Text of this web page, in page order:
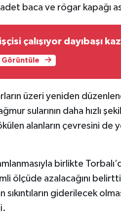
baca ve rögar kapağı
çalışıyor dayıbaşı
Görüntüle
üzeri yeniden
sularının daha hızlı
alanların çevresini de
birlikte
ölçüde azalacağını
sıkıntıların giderilecek